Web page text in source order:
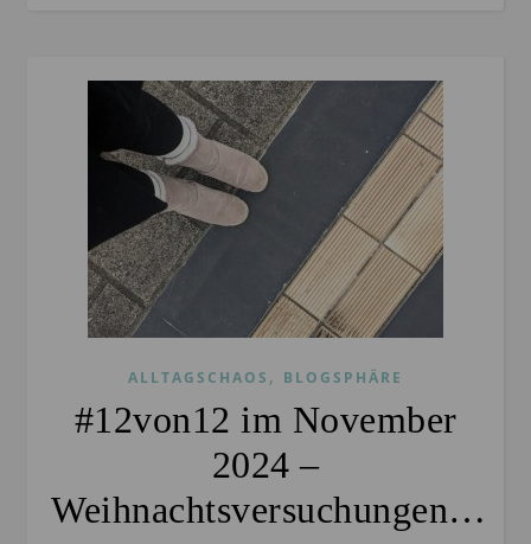
ALLTAGSCHAOS , BLOGSPHÄRE
#12von12 im November
2024 –
Weihnachtsversuchungen…